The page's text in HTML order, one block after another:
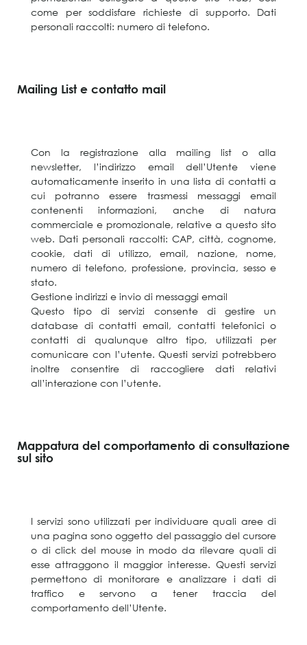
come per soddisfare richieste di supporto. Dati
personali raccolti: numero di telefono.
Mailing List e contatto mail
Con la registrazione alla mailing list o alla
newsletter, l’indirizzo email dell’Utente viene
automaticamente inserito in una lista di contatti a
cui potranno essere trasmessi messaggi email
contenenti informazioni, anche di natura
commerciale e promozionale, relative a questo sito
web. Dati personali raccolti: CAP, città, cognome,
cookie, dati di utilizzo, email, nazione, nome,
numero di telefono, professione, provincia, sesso e
stato.
Gestione indirizzi e invio di messaggi email
Questo tipo di servizi consente di gestire un
database di contatti email, contatti telefonici o
contatti di qualunque altro tipo, utilizzati per
comunicare con l’utente. Questi servizi potrebbero
inoltre consentire di raccogliere dati relativi
all’interazione con l’utente.
Mappatura del comportamento di consultazione
sul sito
I servizi sono utilizzati per individuare quali aree di
una pagina sono oggetto del passaggio del cursore
o di click del mouse in modo da rilevare quali di
esse attraggono il maggior interesse. Questi servizi
permettono di monitorare e analizzare i dati di
traffico e servono a tener traccia del
comportamento dell’Utente.